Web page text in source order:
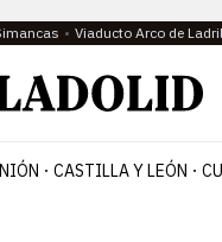
Viaducto Arco de
CASTILLA Y LEÓN